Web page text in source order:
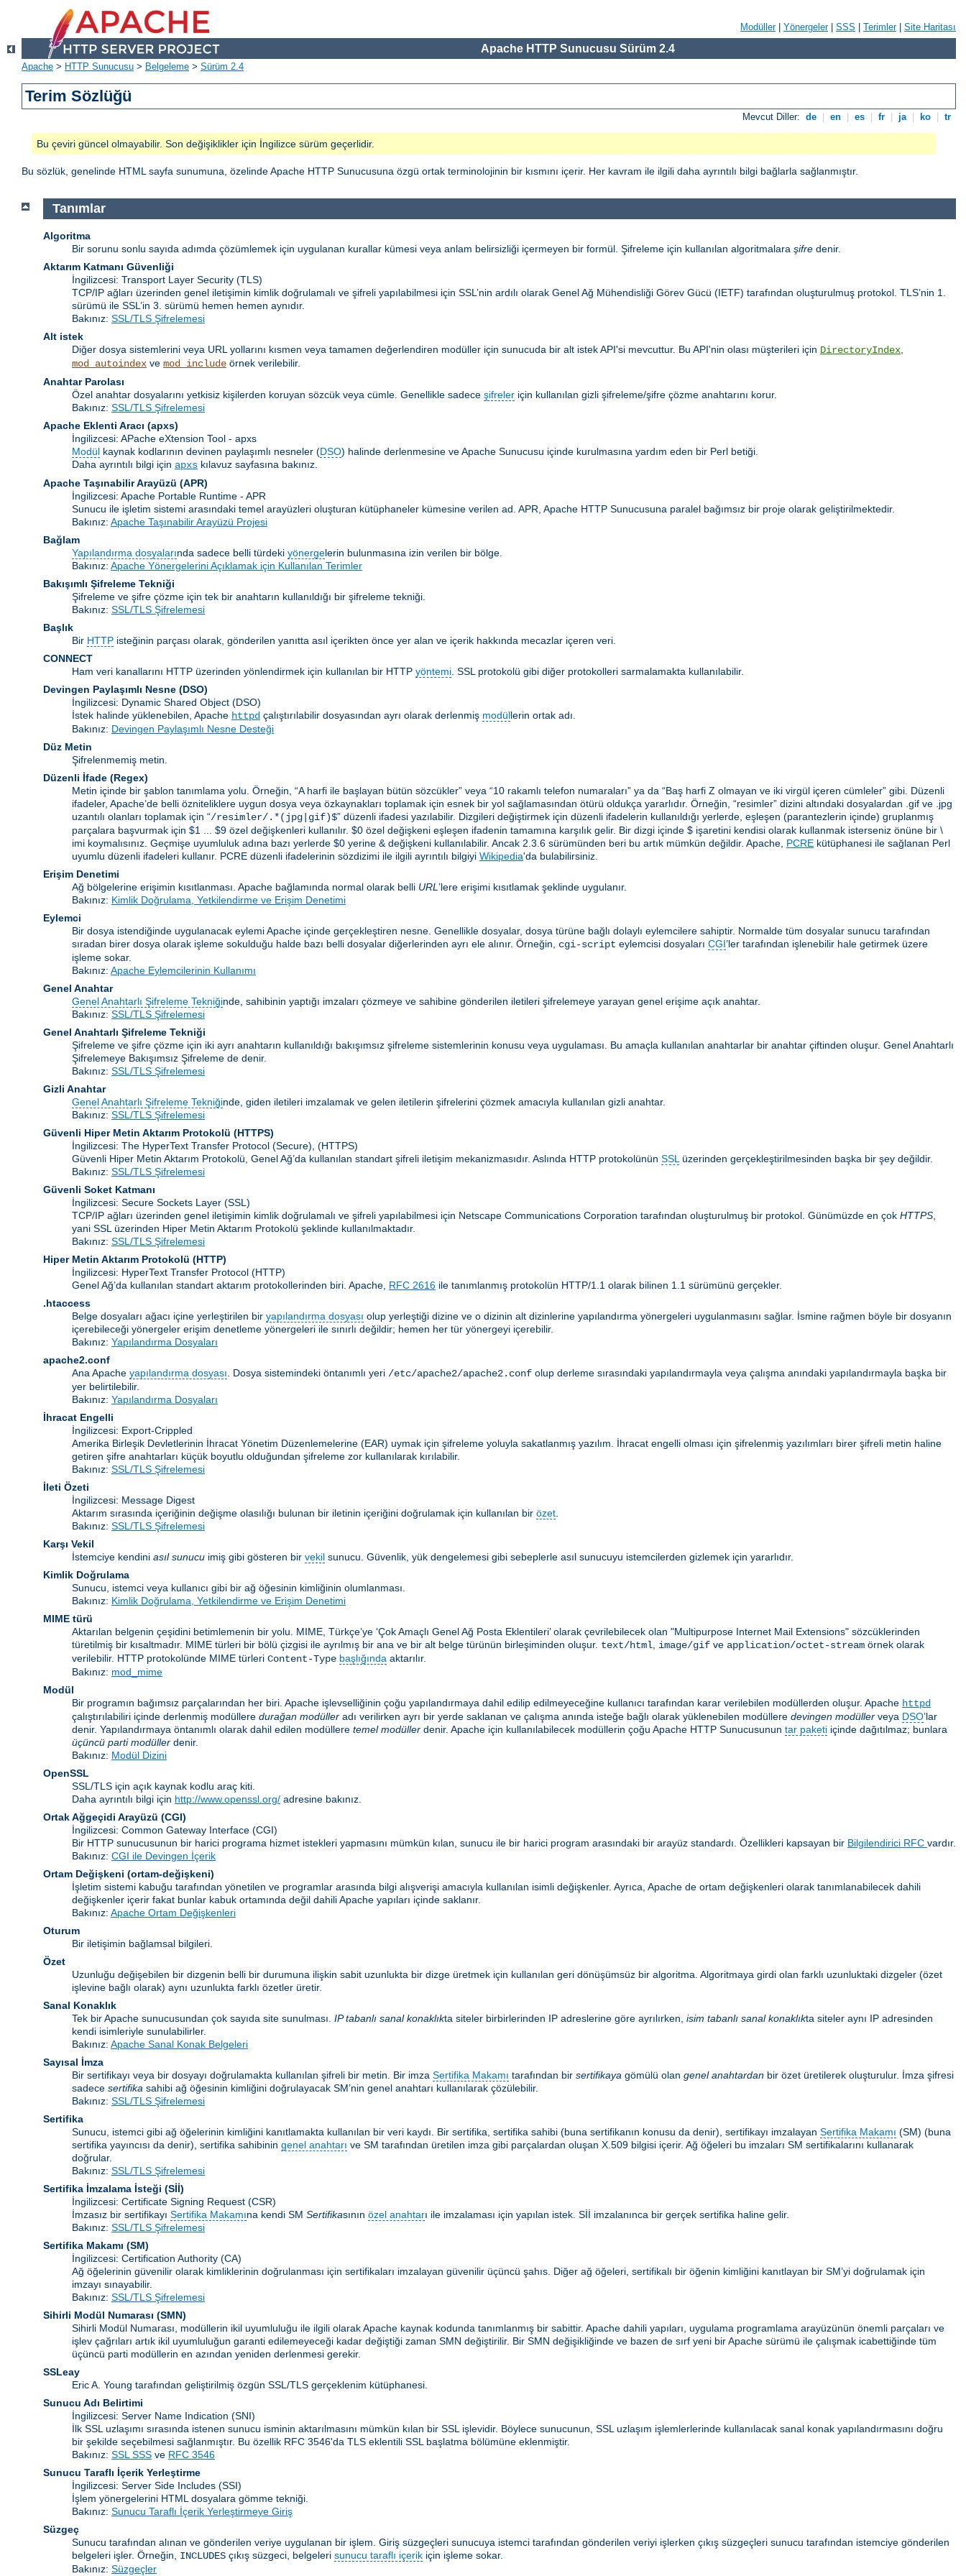
Modüller| Yönergeler| SSS Terimler| Site Haritası
Apache HTTP Sunucusu Sürüm 2.4
Apache > HTTP Sunucusu > Belgeleme > Sürüm 2.4
Terim Sözlüğü
Mevcut Diller: de en es fr ja ko tr
Bu çeviri güncel olmayabilir. Son değişiklikler için İngilizce sürüm geçerlidir.
Bu sözlük, genelinde HTML sayfa sunumuna, özelinde Apache HTTP Sunucusuna özgü ortak terminolojinin bir kısmını içerir. Her kavram ile ilgili daha ayrıntılı bilgi bağlarla sağlanmıştır.
Tanımlar
Algoritma
Bir sorunu sonlu sayıda adımda çözümlemek için uygulanan kurallar kümesi veya anlam belirsizliği içermeyen bir formül. Şifreleme için kullanılan algoritmalara şifre denir.
Aktarım Katmanı Güvenliği
İngilizcesi: Transport Layer Security (TLS)
TCP/IP ağları üzerinden genel iletişimin kimlik doğrulamalı ve şifreli yapılabilmesi için SSL’nin ardılı olarak Genel Ağ Mühendisliği Görev Gücü (IETF) tarafından oluşturulmuş protokol. TLS’nin 1.
sürümü ile SSL’in 3. sürümü hemen hemen aynıdır.
Bakınız: SSL/TLS Şifrelemesi
Alt istek
Diğer dosya sistemlerini veya URL yollarını kısmen veya tamamen değerlendiren modüller için sunucuda bir alt istek API'si mevcuttur. Bu API'nin olası müşterileri için DirectoryIndex
mod_autoindex ve mod_include örnek verilebilir.
Anahtar Parolası
Özel anahtar dosyalarını yetkisiz kişilerden koruyan sözcük veya cümle. Genellikle sadece şifreler için kullanılan gizli şifreleme/şifre çözme anahtarını korur.
Bakınız: SSL/TLS Şifrelemesi
Apache Eklenti Aracı (apxs)
İngilizcesi: APache eXtension Tool - apxs
Modül kaynak kodlarının devinen paylaşımlı nesneler (DSO) halinde derlenmesine ve Apache Sunucusu içinde kurulmasına yardım eden bir Perl betiği.
Daha ayrıntılı bilgi için apxs kılavuz sayfasına bakınız.
Apache Taşınabilir Arayüzü (APR)
İngilizcesi: Apache Portable Runtime - APR
Sunucu ile işletim sistemi arasındaki temel arayüzleri oluşturan kütüphaneler kümesine verilen ad. APR, Apache HTTP Sunucusuna paralel bağımsız bir proje olarak geliştirilmektedir.
Bakınız: Apache Taşınabilir Arayüzü Projesi
Bağlam
Yapılandırma dosyalarında sadece belli türdeki yönergelerin bulunmasına izin verilen bir bölge.
Bakınız: Apache Yönergelerini Açıklamak için Kullanılan Terimler
Bakışımlı Şifreleme Tekniği
Şifreleme ve şifre çözme için tek bir anahtarın kullanıldığı bir şifreleme tekniği.
Bakınız: SSL/TLS Şifrelemesi
Başlık
Bir HTTP isteğinin parçası olarak, gönderilen yanıtta asıl içerikten önce yer alan ve içerik hakkında mecazlar içeren veri.
CONNECT
Ham veri kanallarını HTTP üzerinden yönlendirmek için kullanılan bir HTTP yöntemi . SSL protokolü gibi diğer protokolleri sarmalamakta kullanılabilir.
Devingen Paylaşımlı Nesne (DSO)
İngilizcesi: Dynamic Shared Object (DSO)
İstek halinde yüklenebilen, Apache httpd çalıştırılabilir dosyasından ayrı olarak derlenmiş modüllerin ortak adı.
Bakınız: Devingen Paylaşımlı Nesne Desteği
Düz Metin
Şifrelenmemiş metin.
Düzenli İfade (Regex)
Metin içinde bir şablon tanımlama yolu. Örneğin, “A harfi ile başlayan bütün sözcükler” veya “10 rakamlı telefon numaraları” ya da “Baş harfi Z olmayan ve iki virgül içeren cümleler” gibi. Düzenli
ifadeler, Apache’de belli özniteliklere uygun dosya veya özkaynakları toplamak için esnek bir yol sağlamasından ötürü oldukça yararlıdır. Örneğin, “resimler” dizini altındaki dosyalardan .gif ve .jpg
uzantılı olanları toplamak için “/resimler/.*(jpg|gif)$” düzenli ifadesi yazılabilir. Dizgileri değiştirmek için düzenli ifadelerin kullanıldığı yerlerde, eşleşen (parantezlerin içinde) gruplanmış
parçalara başvurmak için $1 ... $9 özel değişkenleri kullanılır. $0 özel değişkeni eşleşen ifadenin tamamına karşılık gelir. Bir dizgi içinde $ işaretini kendisi olarak kullanmak isterseniz önüne bir \
imi koymalısınız. Geçmişe uyumluluk adına bazı yerlerde $0 yerine & değişkeni kullanılabilir. Ancak 2.3.6 sürümünden beri bu artık mümkün değildir. Apache, PCRE kütüphanesi ile sağlanan Perl
uyumlu düzenli ifadeleri kullanır. PCRE düzenli ifadelerinin sözdizimi ile ilgili ayrıntılı bilgiyi Wikipedia'da bulabilirsiniz.
Erişim Denetimi
Ağ bölgelerine erişimin kısıtlanması. Apache bağlamında normal olarak belli URL ’lere erişimi kısıtlamak şeklinde uygulanır.
Bakınız: Kimlik Doğrulama, Yetkilendirme ve Erişim Denetimi
Eylemci
Bir dosya istendiğinde uygulanacak eylemi Apache içinde gerçekleştiren nesne. Genellikle dosyalar, dosya türüne bağlı dolaylı eylemcilere sahiptir. Normalde tüm dosyalar sunucu tarafından
sıradan birer dosya olarak işleme sokulduğu halde bazı belli dosyalar diğerlerinden ayrı ele alınır. Örneğin, cgi-script eylemcisi dosyaları CGI’ler tarafından işlenebilir hale getirmek üzere
işleme sokar.
Bakınız: Apache Eylemcilerinin Kullanımı
Genel Anahtar
Genel Anahtarlı Şifreleme Tekniğinde, sahibinin yaptığı imzaları çözmeye ve sahibine gönderilen iletileri şifrelemeye yarayan genel erişime açık anahtar.
Bakınız: SSL/TLS Şifrelemesi
Genel Anahtarlı Şifreleme Tekniği
Şifreleme ve şifre çözme için iki ayrı anahtarın kullanıldığı bakışımsız şifreleme sistemlerinin konusu veya uygulaması. Bu amaçla kullanılan anahtarlar bir anahtar çiftinden oluşur. Genel Anahtarlı
Şifrelemeye Bakışımsız Şifreleme de denir.
Bakınız: SSL/TLS Şifrelemesi
Gizli Anahtar
Genel Anahtarlı Şifreleme Tekniğinde, giden iletileri imzalamak ve gelen iletilerin şifrelerini çözmek amacıyla kullanılan gizli anahtar.
Bakınız: SSL/TLS Şifrelemesi
Güvenli Hiper Metin Aktarım Protokolü (HTTPS)
İngilizcesi: The HyperText Transfer Protocol (Secure), (HTTPS)
Güvenli Hiper Metin Aktarım Protokolü, Genel Ağ’da kullanılan standart şifreli iletişim mekanizmasıdır. Aslında HTTP protokolünün SSL üzerinden gerçekleştirilmesinden başka bir şey değildir.
Bakınız: SSL/TLS Şifrelemesi
Güvenli Soket Katmanı
İngilizcesi: Secure Sockets Layer (SSL)
TCP/IP ağları üzerinden genel iletişimin kimlik doğrulamalı ve şifreli yapılabilmesi için Netscape Communications Corporation tarafından oluşturulmuş bir protokol. Günümüzde en çok HTTPS
yani SSL üzerinden Hiper Metin Aktarım Protokolü şeklinde kullanılmaktadır.
Bakınız: SSL/TLS Şifrelemesi
Hiper Metin Aktarım Protokolü (HTTP)
İngilizcesi: HyperText Transfer Protocol (HTTP)
Genel Ağ’da kullanılan standart aktarım protokollerinden biri. Apache, RFC 2616 ile tanımlanmış protokolün HTTP/1.1 olarak bilinen 1.1 sürümünü gerçekler.
.htaccess
Belge dosyaları ağacı içine yerleştirilen bir yapılandırma dosyası olup yerleştiği dizine ve o dizinin alt dizinlerine yapılandırma yönergeleri uygulanmasını sağlar. İsmine rağmen böyle bir dosyanın
içerebileceği yönergeler erişim denetleme yönergeleri ile sınırlı değildir; hemen her tür yönergeyi içerebilir.
Bakınız: Yapılandırma Dosyaları
apache2.conf
Ana Apache yapılandırma dosyası . Dosya sistemindeki öntanımlı yeri /etc/apache2/apache2.conf olup derleme sırasındaki yapılandırmayla veya çalışma anındaki yapılandırmayla başka bir
yer belirtilebilir.
Bakınız: Yapılandırma Dosyaları
İhracat Engelli
İngilizcesi: Export-Crippled
Amerika Birleşik Devletlerinin İhracat Yönetim Düzenlemelerine (EAR) uymak için şifreleme yoluyla sakatlanmış yazılım. İhracat engelli olması için şifrelenmiş yazılımları birer şifreli metin haline
getiren şifre anahtarları küçük boyutlu olduğundan şifreleme zor kullanılarak kırılabilir.
Bakınız: SSL/TLS Şifrelemesi
İleti Özeti
İngilizcesi: Message Digest
Aktarım sırasında içeriğinin değişme olasılığı bulunan bir iletinin içeriğini doğrulamak için kullanılan bir özet
Bakınız: SSL/TLS Şifrelemesi
Karşı Vekil
İstemciye kendini asıl sunucu imiş gibi gösteren bir vekil sunucu. Güvenlik, yük dengelemesi gibi sebeplerle asıl sunucuyu istemcilerden gizlemek için yararlıdır.
Kimlik Doğrulama
Sunucu, istemci veya kullanıcı gibi bir ağ öğesinin kimliğinin olumlanması.
Bakınız: Kimlik Doğrulama, Yetkilendirme ve Erişim Denetimi
MIME türü
Aktarılan belgenin çeşidini betimlemenin bir yolu. MIME, Türkçe’ye ‘Çok Amaçlı Genel Ağ Posta Eklentileri’ olarak çevrilebilecek olan "Multipurpose Internet Mail Extensions" sözcüklerinden
türetilmiş bir kısaltmadır. MIME türleri bir bölü çizgisi ile ayrılmış bir ana ve bir alt belge türünün birleşiminden oluşur. text/html image/gif ve application/octet-stream örnek olarak
verilebilir. HTTP protokolünde MIME türleri Content-Type başlığında aktarılır.
Bakınız: mod_mime
Modül
Bir programın bağımsız parçalarından her biri. Apache işlevselliğinin çoğu yapılandırmaya dahil edilip edilmeyeceğine kullanıcı tarafından karar verilebilen modüllerden oluşur. Apache httpd
çalıştırılabiliri içinde derlenmiş modüllere durağan modüller adı verilirken ayrı bir yerde saklanan ve çalışma anında isteğe bağlı olarak yüklenebilen modüllere devingen modüller veya DSO’lar
denir. Yapılandırmaya öntanımlı olarak dahil edilen modüllere temel modüller denir. Apache için kullanılabilecek modüllerin çoğu Apache HTTP Sunucusunun tar paketi içinde dağıtılmaz; bunlara
üçüncü parti modüller denir.
Bakınız: Modül Dizini
OpenSSL
SSL/TLS için açık kaynak kodlu araç kiti.
Daha ayrıntılı bilgi için http://www.openssl.org/ adresine bakınız.
Ortak Ağgeçidi Arayüzü (CGI)
İngilizcesi: Common Gateway Interface (CGI)
Bir HTTP sunucusunun bir harici programa hizmet istekleri yapmasını mümkün kılan, sunucu ile bir harici program arasındaki bir arayüz standardı. Özellikleri kapsayan bir Bilgilendirici RFC vardır.
Bakınız: CGI ile Devingen İçerik
Ortam Değişkeni (ortam-değişkeni)
İşletim sistemi kabuğu tarafından yönetilen ve programlar arasında bilgi alışverişi amacıyla kullanılan isimli değişkenler. Ayrıca, Apache de ortam değişkenleri olarak tanımlanabilecek dahili
değişkenler içerir fakat bunlar kabuk ortamında değil dahili Apache yapıları içinde saklanır.
Bakınız: Apache Ortam Değişkenleri
Oturum
Bir iletişimin bağlamsal bilgileri.
Özet
Uzunluğu değişebilen bir dizgenin belli bir durumuna ilişkin sabit uzunlukta bir dizge üretmek için kullanılan geri dönüşümsüz bir algoritma. Algoritmaya girdi olan farklı uzunluktaki dizgeler (özet
işlevine bağlı olarak) aynı uzunlukta farklı özetler üretir.
Sanal Konaklık
Tek bir Apache sunucusundan çok sayıda site sunulması. IP tabanlı sanal konaklıkta siteler birbirlerinden IP adreslerine göre ayrılırken, isim tabanlı sanal konaklıkta siteler aynı IP adresinden
kendi isimleriyle sunulabilirler.
Bakınız: Apache Sanal Konak Belgeleri
Sayısal İmza
Bir sertifikayı veya bir dosyayı doğrulamakta kullanılan şifreli bir metin. Bir imza Sertifika Makamı tarafından bir sertifikaya gömülü olan genel anahtardan bir özet üretilerek oluşturulur. İmza şifresi
sadece sertifika sahibi ağ öğesinin kimliğini doğrulayacak SM’nin genel anahtarı kullanılarak çözülebilir.
Bakınız: SSL/TLS Şifrelemesi
Sertifika
Sunucu, istemci gibi ağ öğelerinin kimliğini kanıtlamakta kullanılan bir veri kaydı. Bir sertifika, sertifika sahibi (buna sertifikanın konusu da denir), sertifikayı imzalayan Sertifika Makamı (SM) (buna
sertifika yayıncısı da denir), sertifika sahibinin genel anahtarı ve SM tarafından üretilen imza gibi parçalardan oluşan X.509 bilgisi içerir. Ağ öğeleri bu imzaları SM sertifikalarını kullanarak
doğrular.
Bakınız: SSL/TLS Şifrelemesi
Sertifika İmzalama İsteği (Sİİ)
İngilizcesi: Certificate Signing Request (CSR)
İmzasız bir sertifikayı Sertifika Makamına kendi SM Sertifikasının özel anahtarı ile imzalaması için yapılan istek. Sİİ imzalanınca bir gerçek sertifika haline gelir.
Bakınız: SSL/TLS Şifrelemesi
Sertifika Makamı (SM)
İngilizcesi: Certification Authority (CA)
Ağ öğelerinin güvenilir olarak kimliklerinin doğrulanması için sertifikaları imzalayan güvenilir üçüncü şahıs. Diğer ağ öğeleri, sertifikalı bir öğenin kimliğini kanıtlayan bir SM’yi doğrulamak için
imzayı sınayabilir.
Bakınız: SSL/TLS Şifrelemesi
Sihirli Modül Numarası (SMN)
Sihirli Modül Numarası, modüllerin ikil uyumluluğu ile ilgili olarak Apache kaynak kodunda tanımlanmış bir sabittir. Apache dahili yapıları, uygulama programlama arayüzünün önemli parçaları ve
işlev çağrıları artık ikil uyumluluğun garanti edilemeyeceği kadar değiştiği zaman SMN değiştirilir. Bir SMN değişikliğinde ve bazen de sırf yeni bir Apache sürümü ile çalışmak icabettiğinde tüm
üçüncü parti modüllerin en azından yeniden derlenmesi gerekir.
SSLeay
Eric A. Young tarafından geliştirilmiş özgün SSL/TLS gerçeklenim kütüphanesi.
Sunucu Adı Belirtimi
İngilizcesi: Server Name Indication (SNI)
İlk SSL uzlaşımı sırasında istenen sunucu isminin aktarılmasını mümkün kılan bir SSL işlevidir. Böylece sunucunun, SSL uzlaşım işlemlerlerinde kullanılacak sanal konak yapılandırmasını doğru
bir şekilde seçebilmesi sağlanmıştır. Bu özellik RFC 3546'da TLS eklentili SSL başlatma bölümüne eklenmiştir.
Bakınız: SSL SSS ve RFC 3546
Sunucu Taraflı İçerik Yerleştirme
İngilizcesi: Server Side Includes (SSI)
İşlem yönergelerini HTML dosyalara gömme tekniği.
Bakınız: Sunucu Taraflı İçerik Yerleştirmeye Giriş
Süzgeç
Sunucu tarafından alınan ve gönderilen veriye uygulanan bir işlem. Giriş süzgeçleri sunucuya istemci tarafından gönderilen veriyi işlerken çıkış süzgeçleri sunucu tarafından istemciye gönderilen
belgeleri işler. Örneğin, INCLUDES çıkış süzgeci, belgeleri sunucu taraflı içerik için işleme sokar.
Bakınız: Süzgeçler